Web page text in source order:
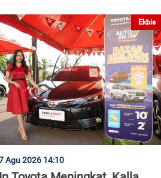
Ekbis
Agu 2026 14:10